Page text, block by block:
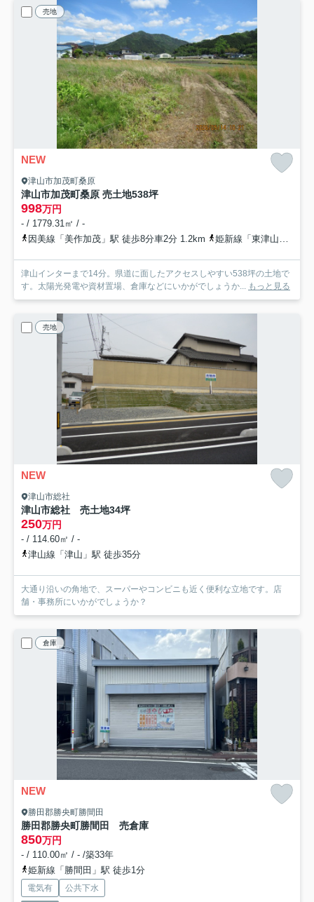
売地
NEW
津山市加茂町桑原
津山市加茂町桑原 売土地538坪
998万円
- / 1779.31㎡ / -
因美線「美作加茂」駅 徒歩8分車2分 1.2km
姫新線「東津山」駅 バス32分 中鉄バス/中鉄北部バス「東西橋（津山市）」 停歩4分車22分 15.7km
津山インターまで14分。県道に面したアクセスしやすい538坪の土地で
す。太陽光発電や資材置場、倉庫などにいかがでしょうか...
もっと見る
売地
NEW
津山市総社
津山市総社 売土地34坪
250万円
- / 114.60㎡ / -
津山線「津山」駅 徒歩35分
大通り沿いの角地で、スーパーやコンビニも近く便利な立地です。店
舗・事務所にいかがでしょうか？
倉庫
NEW
勝田郡勝央町勝間田
勝田郡勝央町勝間田 売倉庫
850万円
- / 110.00㎡ / - /築33年
姫新線「勝間田」駅 徒歩1分
電気有
公共下水